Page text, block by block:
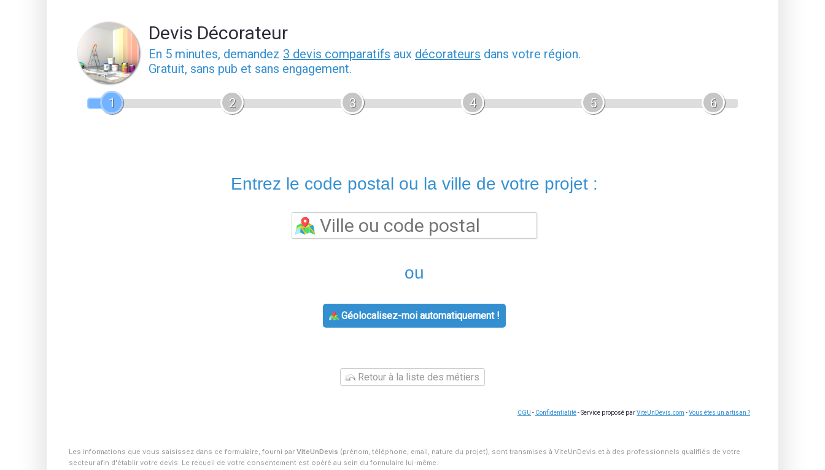
Devis Décorateur
En 5 minutes, demandez 3 devis comparatifs aux décorateurs dans votre région.
Gratuit, sans pub et sans engagement.
1 2 3 4 5 6
Entrez le code postal ou la ville de votre projet :
ou
Géolocalisez-moi automatiquement !
Retour à la liste des métiers
CGU - Confidentialité- Service proposé parViteUnDevis.com -Vous êtes un artisan ?
Les informations que vous saisissez dans ce formulaire, fourni par ViteUnDevis (prénom, téléphone, email, nature du projet), sont transmises à ViteUnDevis et à des professionnels qualifiés de votre
secteur afin d'établir votre devis. Le recueil de votre consentement est opéré au sein du formulaire lui-même.